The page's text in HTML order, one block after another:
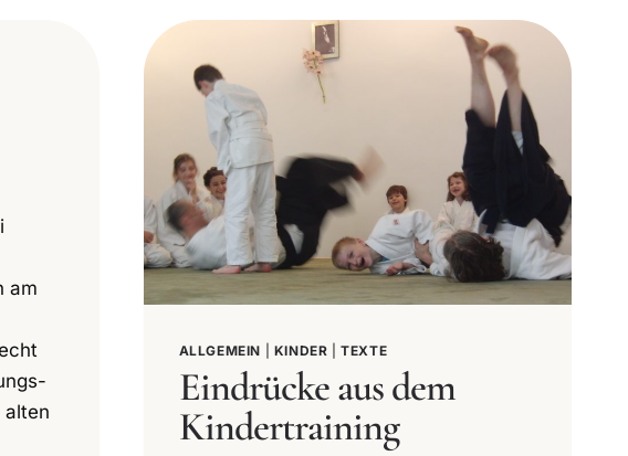
am
alten
ALLGEMEIN KINDER |TEXTE
Eindrücke aus dem
Kindertraining